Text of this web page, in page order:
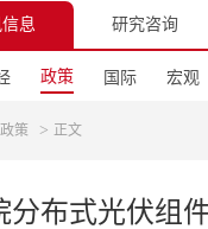
息 研究咨询
政策 国际 宏观
政策 > 正文
分布式光伏组